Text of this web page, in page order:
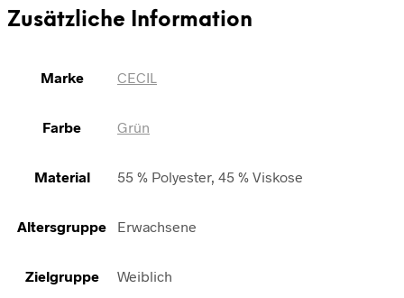
Zusätzliche Information
Marke CECIL
Farbe Grün
Material 55 % Polyester, 45 % Viskose
Altersgruppe Erwachsene
Zielgruppe Weiblich